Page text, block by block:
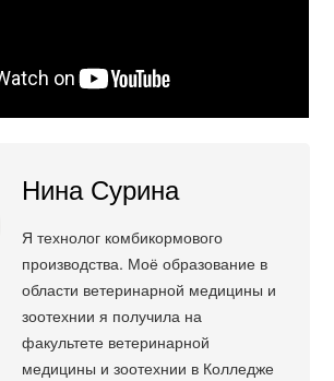
Нина Сурина
Я технолог комбикормового
производства. Моё образование в
области ветеринарной медицины и
зоотехнии я получила на
факультете ветеринарной
медицины и зоотехнии в Колледже